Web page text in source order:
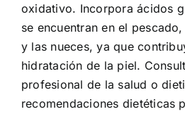
oxidativo. Incorpora ácidos
se encuentran en el
y las nueces, ya que
hidratación de la piel.
profesional de la salud o
recomendaciones dietéticas